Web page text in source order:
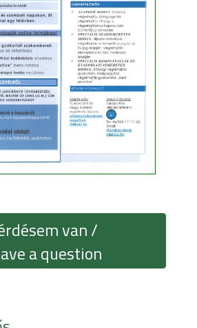
van /
a question